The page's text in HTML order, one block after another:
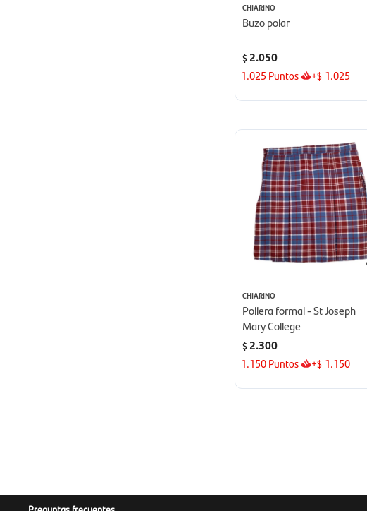
CHIARINO
Buzo polar
$2.050
1.025 Puntos +$ 1.025
CHIARINO
Pollera formal - St Joseph
Mary College
$2.300
1.150Puntos +$ 1.150